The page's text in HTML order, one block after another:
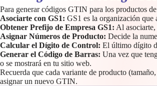
Para generar códigos GTIN para los productos
Asociarte con GS1: GS1 es la organización
Obtener Prefijo de Empresa GS1: Al
Asignar Números de Producto: Decide la
Calcular el Dígito de Control: El último dígito
Generar el Código de Barras: Una vez que
o se mostrará en tu sitio web.
Recuerda que cada variante de producto
asignar un nuevo GTIN.